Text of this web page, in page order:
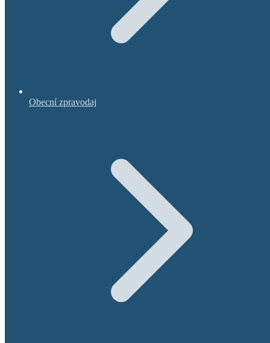
Obecní zpravodaj